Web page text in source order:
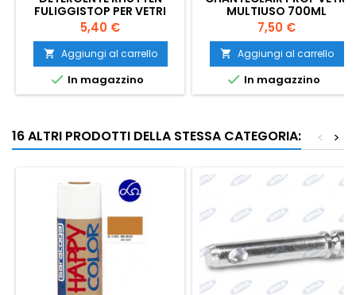
FULIGGISTOP PER VETRI
STUFE E CAMINI 750 ML.
Prezzo
5,40 €
 Aggiungi al carrello
 In magazzino
MULTIUSO 700ML
Prezzo
7,50 €
 Aggiungi al carrello
 In magazzino
16 ALTRI PRODOTTI DELLA STESSA CATEGORIA: >
<